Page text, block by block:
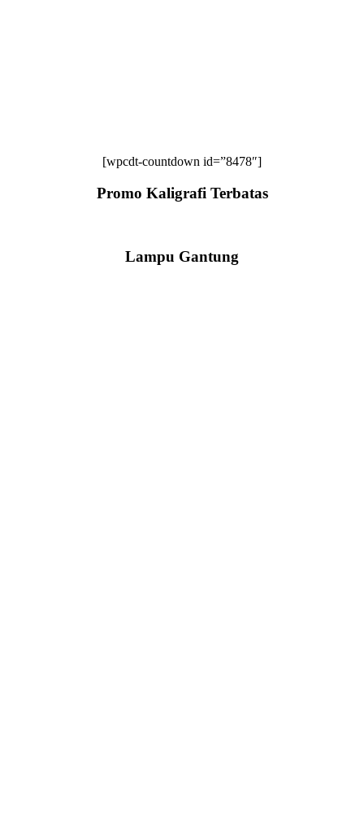
[wpcdt-countdown id=”8478″]
Promo Kaligrafi Terbatas
Lampu Gantung